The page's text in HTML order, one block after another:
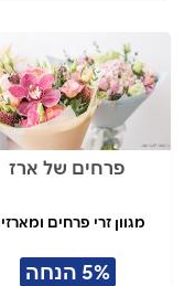
פרחים של ארז
מגוון זרי פרחים
5% הנחה